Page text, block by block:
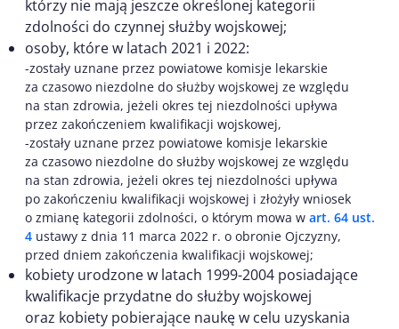
którzy nie mają jeszcze określonej kategorii
zdolności do czynnej służby wojskowej;
osoby, które w latach 2021 i 2022:
-zostały uznane przez powiatowe komisje lekarskie
za czasowo niezdolne do służby wojskowej ze względu
na stan zdrowia, jeżeli okres tej niezdolności upływa
przez zakończeniem kwalifikacji wojskowej,
-zostały uznane przez powiatowe komisje lekarskie
za czasowo niezdolne do służby wojskowej ze względu
na stan zdrowia, jeżeli okres tej niezdolności upływa
po zakończeniu kwalifikacji wojskowej i złożyły wniosek
o zmianę kategorii zdolności, o którym mowa w art. 64 ust.
4 ustawy z dnia 11 marca 2022 r. o obronie Ojczyzny,
przed dniem zakończenia kwalifikacji wojskowej;
kobiety urodzone w latach 1999-2004 posiadające
kwalifikacje przydatne do służby wojskowej
oraz kobiety pobierające naukę w celu uzyskania